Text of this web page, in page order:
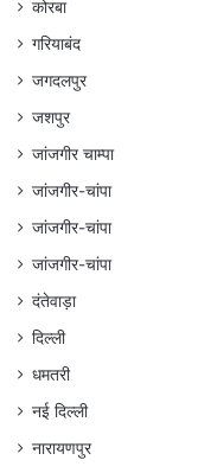
कोरबा
गरियाबंद
जगदलपुर
जशपुर
जांजगीर चाम्पा
जांजगीर-चांपा
जांजगीर-चांपा
जांजगीर-चांपा
दंतेवाड़ा
दिल्ली
धमतरी
नई दिल्ली
नारायणपुर